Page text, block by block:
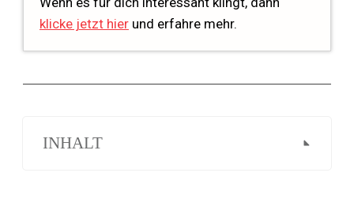
klicke jetzt hier und erfahre mehr.
INHALT